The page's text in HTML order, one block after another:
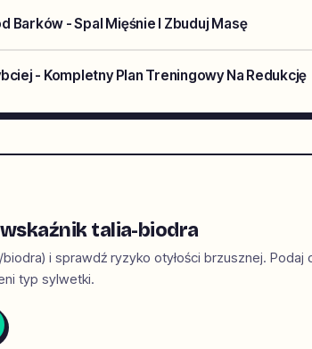
Barków - Spal Mięśnie I Zbuduj Masę
- Kompletny Plan Treningowy Na Redukcję
talia-biodra
biodra) i sprawdź ryzyko otyłości brzusznej. Podaj
typ sylwetki.